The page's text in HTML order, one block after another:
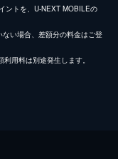
ントを、U-NEXT MOBILEの
い場合、差額分の料金はご登
用料は別途発生します。